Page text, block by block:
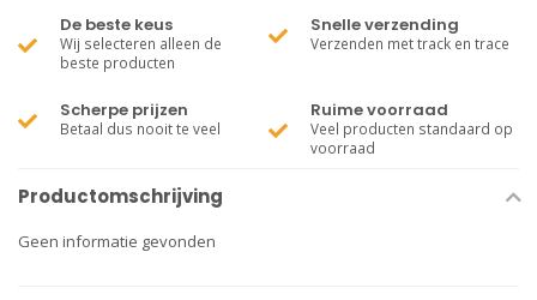
De beste keus
Wij selecteren alleen de
beste producten
Snelle verzending
Verzenden met track en trace
Scherpe prijzen
Betaal dus nooit te veel
Ruime voorraad
Veel producten standaard op
voorraad
Productomschrijving
Geen informatie gevonden